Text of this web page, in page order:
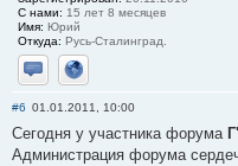
С нами: 15 лет 8 месяцев
Имя: Юрий
Откуда: Русь-Сталинград.
Отправить личное
Сайт
#6 01.01.2011, 10:00
Сегодня у участника форума
Администрация форума